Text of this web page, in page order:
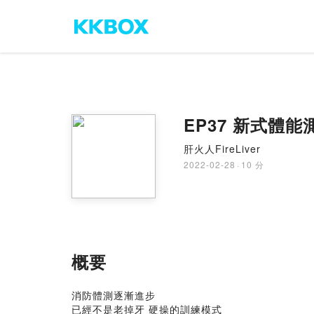
EP37 新式體能
肝火人FireLiver
2022-02-28 · 10 分
概要
消防體測逐漸進步
已經不是老掉牙 硬操的訓練模式